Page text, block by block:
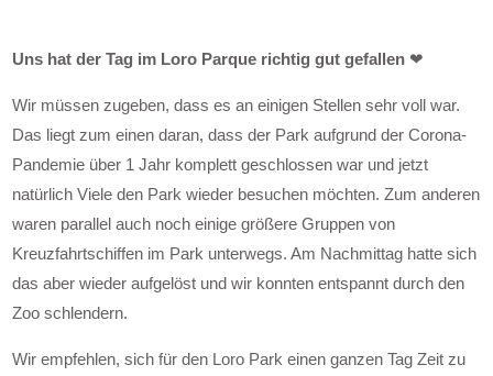
Uns hat der Tag im Loro Parque richtig gut gefallen ❤
Wir müssen zugeben, dass es an einigen Stellen sehr voll war.
Das liegt zum einen daran, dass der Park aufgrund der Corona-
Pandemie über 1 Jahr komplett geschlossen war und jetzt
natürlich Viele den Park wieder besuchen möchten. Zum anderen
waren parallel auch noch einige größere Gruppen von
Kreuzfahrtschiffen im Park unterwegs. Am Nachmittag hatte sich
das aber wieder aufgelöst und wir konnten entspannt durch den
Zoo schlendern.
Wir empfehlen, sich für den Loro Park einen ganzen Tag Zeit zu